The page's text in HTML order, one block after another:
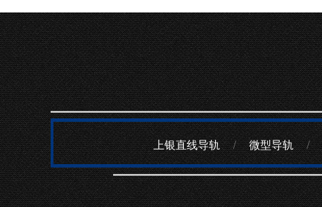
上银直线导轨 / 微型导轨 /